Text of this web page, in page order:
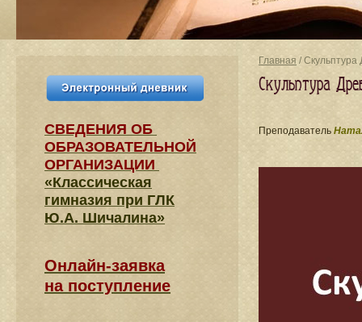
Главная / Скульптура
Скульптура
Преподаватель
СВЕДЕНИЯ​ ОБ
ОБРАЗОВАТЕЛЬНОЙ
ОРГАНИЗАЦИИ
«Классическая
гимназия при ГЛК
Ю.А. Шичалина»
Онлайн-заявка
на поступление